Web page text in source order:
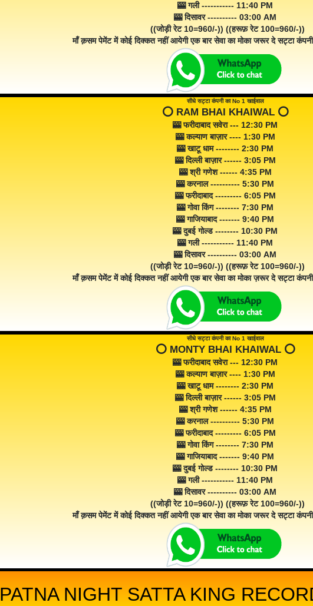
🎰 गली ----------- 11:40 PM
🎰 दिसावर ---------- 03:00 AM
((जोड़ी रेट 10=960/-)) ((हरूफ़ रेट 100=960/-))
माँ क़सम पेमेंट में कोई दिक्कत नहीं आयेगी एक बार सेवा का मोका जरूर दे सट्टा कंपनी
सीधे सट्टा कंपनी का No 1 खाईवाल
⭕️ RAM BHAI KHAIWAL ⭕️
🎰 फरीदाबाद सवेरा --- 12:30 PM
🎰 कल्याण बाज़ार ---- 1:30 PM
🎰 खाटू धाम -------- 2:30 PM
🎰 दिल्ली बाज़ार ------ 3:05 PM
🎰 श्री गणेश ------ 4:35 PM
🎰 करनाल ---------- 5:30 PM
🎰 फरीदाबाद --------- 6:05 PM
🎰 गोवा किंग -------- 7:30 PM
🎰 गाजियाबाद ------- 9:40 PM
🎰 दुबई गोल्ड -------- 10:30 PM
🎰 गली ----------- 11:40 PM
🎰 दिसावर ---------- 03:00 AM
((जोड़ी रेट 10=960/-)) ((हरूफ़ रेट 100=960/-))
माँ क़सम पेमेंट में कोई दिक्कत नहीं आयेगी एक बार सेवा का मोका ज़रूर दे सट्टा कंपनी
सीधे सट्टा कंपनी का No 1 खाईवाल
⭕️ MONTY BHAI KHAIWAL ⭕️
🎰 फरीदाबाद सवेरा --- 12:30 PM
🎰 कल्याण बाज़ार ---- 1:30 PM
🎰 खाटू धाम -------- 2:30 PM
🎰 दिल्ली बाज़ार ------ 3:05 PM
🎰 श्री गणेश ------ 4:35 PM
🎰 करनाल ---------- 5:30 PM
🎰 फरीदाबाद --------- 6:05 PM
🎰 गोवा किंग -------- 7:30 PM
🎰 गाजियाबाद ------- 9:40 PM
🎰 दुबई गोल्ड -------- 10:30 PM
🎰 गली ----------- 11:40 PM
🎰 दिसावर ---------- 03:00 AM
((जोड़ी रेट 10=960/-)) ((हरूफ़ रेट 100=960/-))
माँ क़सम पेमेंट में कोई दिक्कत नहीं आयेगी एक बार सेवा का मोका जरूर दे सट्टा कंपनी
PATNA NIGHT SATTA KING